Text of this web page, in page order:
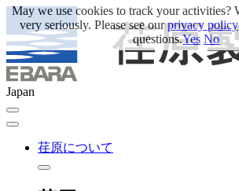
Japan
荏原について
May we use cookies to track your activities?
very seriously. Please see ourprivacy policy
questions.Yes No